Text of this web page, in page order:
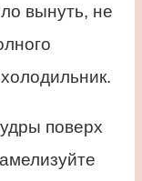
вынуть, не
поверх